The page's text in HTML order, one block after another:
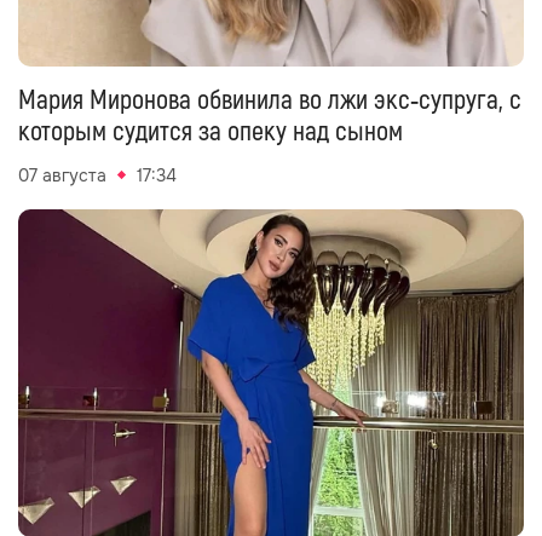
Мария Миронова обвинила во лжи экс‑супруга, с
которым судится за опеку над сыном
07 августа 17:34